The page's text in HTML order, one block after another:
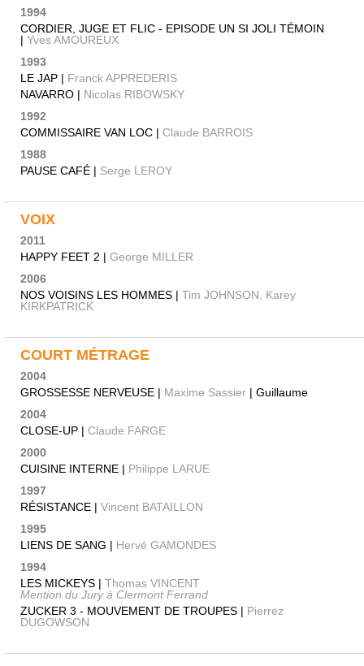
1994
CORDIER, JUGE ET FLIC - EPISODE UN SI JOLI TÉMOIN
| Yves AMOUREUX
1993
LE JAP | Franck APPREDERIS
NAVARRO | Nicolas RIBOWSKY
1992
COMMISSAIRE VAN LOC | Claude BARROIS
1988
PAUSE CAFÉ | Serge LEROY
VOIX
2011
HAPPY FEET 2 | George MILLER
2006
NOS VOISINS LES HOMMES | Tim JOHNSON, Karey
KIRKPATRICK
COURT MÉTRAGE
2004
GROSSESSE NERVEUSE | Maxime Sassier | Guillaume
2004
CLOSE-UP | Claude FARGE
2000
CUISINE INTERNE | Philippe LARUE
1997
RÉSISTANCE | Vincent BATAILLON
1995
LIENS DE SANG | Hervé GAMONDES
1994
LES MICKEYS | Thomas VINCENT
Mention du Jury à Clermont Ferrand
ZUCKER 3 - MOUVEMENT DE TROUPES | Pierrez
DUGOWSON